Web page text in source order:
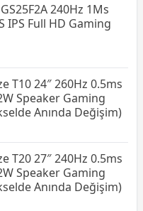
240Hz 1Ms
IPS Full HD Gaming
T10 24″ 260Hz 0.5ms
Speaker Gaming
Anında Değişim)
T20 27″ 240Hz 0.5ms
Speaker Gaming
Anında Değişim)